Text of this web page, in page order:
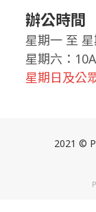
辦公時間
星期一 至
星期六：
星期日及公
2021 ©